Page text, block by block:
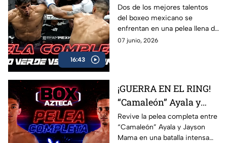
16:43
Camacho en una
intensa batalla de Box
Azteca
Dos de los mejores talentos
del boxeo mexicano se
enfrentan en una pelea llena de
acción, potencia y grandes
Box Azteca.
07 junio, 2026
¡GUERRA EN EL RING!
“Camaleón” Ayala y
Jayson Mama se
dieron con todo
Revive la pelea completa entre
“Camaleón” Ayala y Jayson
Mama en una batalla intensa